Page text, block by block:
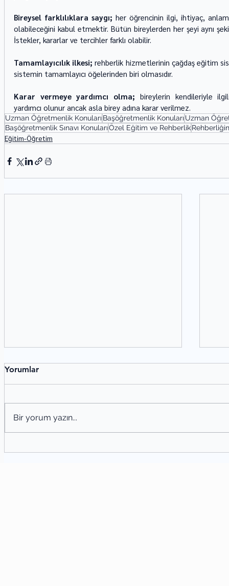
Bireysel farklılıklara saygı; her öğrencinin ilgi, ihtiyaç,
olabileceğini kabul etmektir. Bütün bireylerden her şeyi aynı
İstekler, kararlar ve tercihler farklı olabilir.
Tamamlayıcılık ilkesi; rehberlik hizmetlerinin çağdaş eğitim
sistemin tamamlayıcı öğelerinden biri olmasıdır.
Karar vermeye yardımcı olma; bireylerin kendileriyle
yardımcı olunur ancak asla birey adına karar verilmez.
Uzman Öğretmenlik Konuları Başöğretmenlik Konuları Uzman
Başöğretmenlik Sınavı KonularıÖzel Eğitim ve Rehberlik
Eğitim-Öğretim
Yorumlar
Bir yorum yazın...